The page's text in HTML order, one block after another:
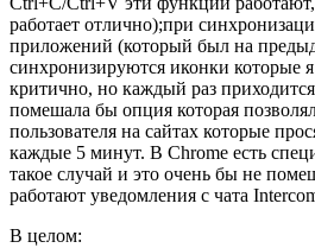
работает отлично);при
приложений (который был на
синхронизируются иконки которые
критично, но каждый раз
помешала бы опция которая
пользователя на сайтах которые
каждые 5 минут. В Chrome есть
такое случай и это очень бы не
работают уведомления с чата
В целом: